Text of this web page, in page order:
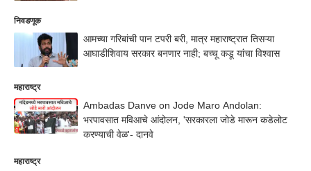
निवडणूक
आमच्या गरिबांची पान टपरी बरी, मात्र महाराष्ट्रात तिसऱ्या
आघाडीशिवाय सरकार बनणार नाही; बच्चू कडू यांचा विश्वास
महाराष्ट्र
Ambadas Danve on Jode Maro Andolan:
भरपावसात मविआचे आंदोलन, 'सरकारला जोडे मारून कडेलोट
करण्याची वेळ'- दानवे
महाराष्ट्र